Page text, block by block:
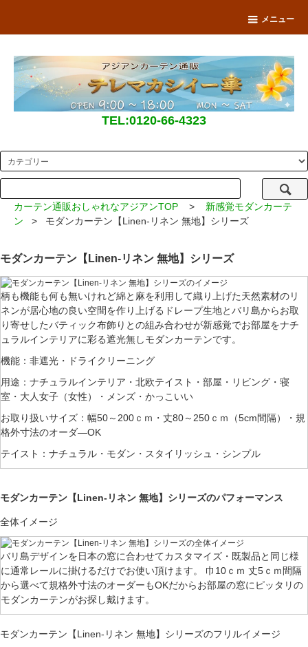
メニュー
TEL:0120-66-4323
カーテン通販おしゃれなアジアンTOP > 新感覚モダンカーテ
ン > モダンカーテン【Linen-リネン 無地】シリーズ
モダンカーテン【Linen-リネン 無地】シリーズ
柄も機能も何も無いけれど綿と麻を利用して織り上げた天然素材のリ
ネンが居心地の良い空間を作り上げるドレープ生地とバリ島からお取
り寄せしたバティック布飾りとの組み合わせが新感覚でお部屋をナチ
ュラルインテリアに彩る遮光無しモダンカーテンです。
機能：非遮光・ドライクリーニング
用途：ナチュラルインテリア・北欧テイスト・部屋・リビング・寝
室・大人女子（女性）・メンズ・かっこいい
お取り扱いサイズ：幅50～200ｃｍ・丈80～250ｃｍ（5cm間隔）・規
格外寸法のオーダ―OK
テイスト：ナチュラル・モダン・スタイリッシュ・シンプル
モダンカーテン【Linen-リネン 無地】シリーズのパフォーマンス
全体イメージ
バリ島デザインを日本の窓に合わせてカスタマイズ・既製品と同じ様
に通常レールに掛けるだけでお使い頂けます。 巾10ｃｍ 丈5ｃｍ間隔
から選べて規格外寸法のオーダーもOKだからお部屋の窓にピッタリの
モダンカーテンがお探し戴けます。
モダンカーテン【Linen-リネン 無地】シリーズのフリルイメージ